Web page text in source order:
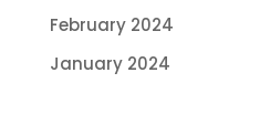
February 2024
January 2024